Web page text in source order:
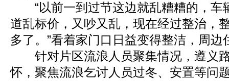
“以前一到过节这边就乱糟糟的，车
道乱标价，又吵又乱，现在经过整治，
多了。”看着家门口日益变得整洁，周
针对片区流浪人员聚集情况，遵义
怀，聚焦流浪乞讨人员过冬、安置等问